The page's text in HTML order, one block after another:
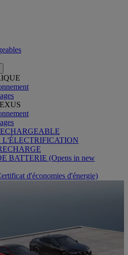
L'ÉLECTRIFICATION
BATTERIE (Opens in new
d'économies d'énergie)